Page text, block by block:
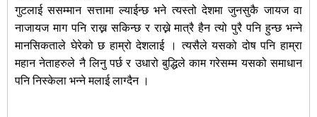
गुटलाई ससम्मान सत्तामा ल्याईन्छ भने त्यस्तो देशमा जुनसुकै जायज वा
नाजायज माग पनि राख्न सकिन्छ र राख्ने मात्रै हैन त्यो पुरै पनि हुन्छ भन्ने
मानसिकताले घेरेको छ हाम्रो देशलाई । त्यसैले यसको दोष पनि हाम्रा
महान नेताहरुले नै लिनु पर्छ र उधारो बुद्धिले काम गरेसम्म यसको समाधान
पनि निस्केला भन्ने मलाई लाग्दैन ।